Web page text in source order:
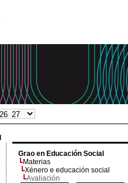
Grao en Educación Social
Materias
Xénero e educación social
Avaliación